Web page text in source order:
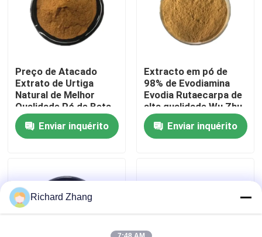
Visita à fábrica
Controle de qualidade
Contacte-nos
Solicite um orçamento
Pó super do alimento
Matérias primas cosméticas
Preço de Atacado
Extrato de Urtiga
Natural de Melhor
Qualidade Pó de Beta-
sitosterol a 0,4%
Enviar inquérito
Extracto em pó de
98% de Evodiamina
Evodia Rutaecarpa de
alta qualidade Wu Zhu
Yu
Enviar inquérito
Richard Zhang